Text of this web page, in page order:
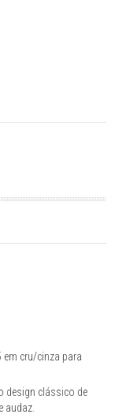
em cru/cinza para
design clássico de
audaz.